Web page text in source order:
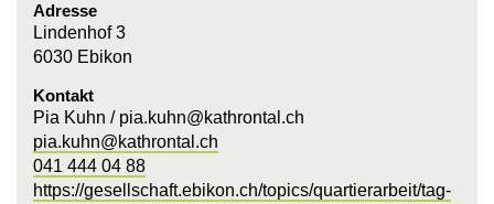
Adresse
Lindenhof 3
6030 Ebikon
Kontakt
Pia Kuhn / pia.kuhn@kathrontal.ch
pia.kuhn@kathrontal.ch
041 444 04 88
https://gesellschaft.ebikon.ch/topics/quartierarbeit/tag-